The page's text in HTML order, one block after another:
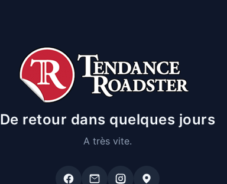
De retour dans quelques jours
A très vite.